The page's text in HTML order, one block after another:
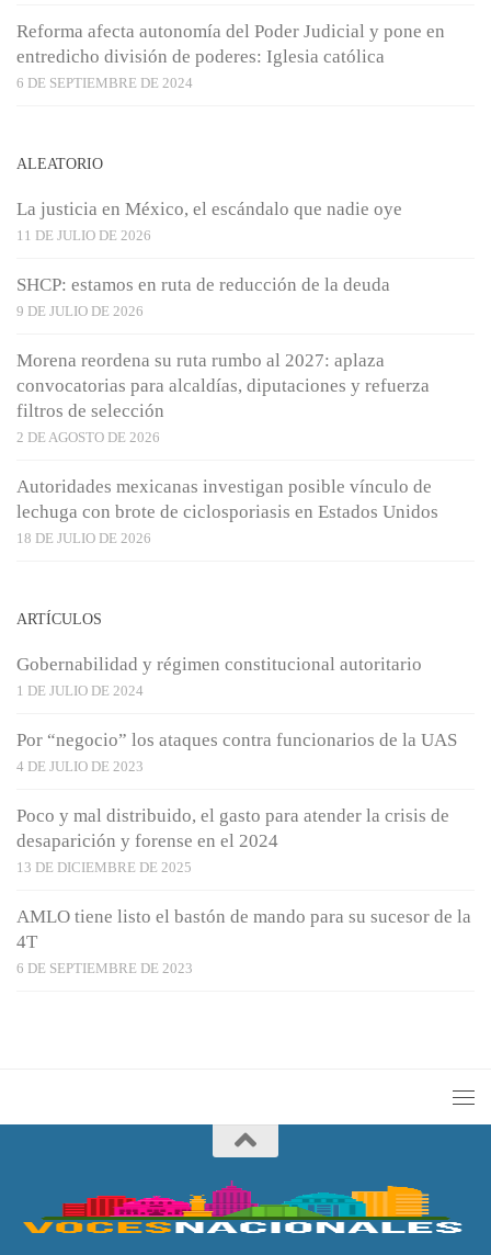
Reforma afecta autonomía del Poder Judicial y pone en
entredicho división de poderes: Iglesia católica
6 DE SEPTIEMBRE DE 2024
ALEATORIO
La justicia en México, el escándalo que nadie oye
11 DE JULIO DE 2026
SHCP: estamos en ruta de reducción de la deuda
9 DE JULIO DE 2026
Morena reordena su ruta rumbo al 2027: aplaza
convocatorias para alcaldías, diputaciones y refuerza
filtros de selección
2 DE AGOSTO DE 2026
Autoridades mexicanas investigan posible vínculo de
lechuga con brote de ciclosporiasis en Estados Unidos
18 DE JULIO DE 2026
ARTÍCULOS
Gobernabilidad y régimen constitucional autoritario
1 DE JULIO DE 2024
Por “negocio” los ataques contra funcionarios de la UAS
4 DE JULIO DE 2023
Poco y mal distribuido, el gasto para atender la crisis de
desaparición y forense en el 2024
13 DE DICIEMBRE DE 2025
AMLO tiene listo el bastón de mando para su sucesor de la
4T
6 DE SEPTIEMBRE DE 2023